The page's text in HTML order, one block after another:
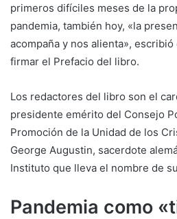
primeros difíciles meses de la
pandemia, también hoy, «la
acompaña y nos alienta», escribió
firmar el Prefacio del libro.
Los redactores del libro son el
presidente emérito del Consejo
Promoción de la Unidad de los
George Augustin, sacerdote
Instituto que lleva el nombre de
Pandemia como